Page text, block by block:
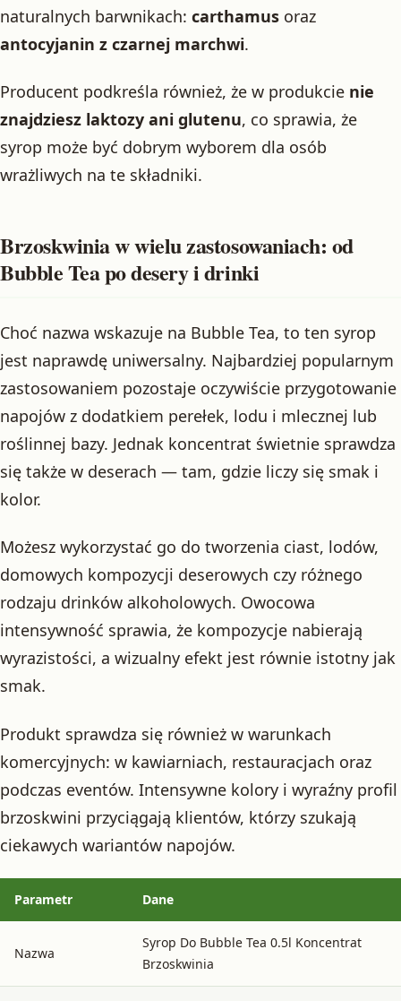
naturalnych barwnikach: carthamus oraz
antocyjanin z czarnej marchwi.
Producent podkreśla również, że w produkcie nie
znajdziesz laktozy ani glutenu, co sprawia, że
syrop może być dobrym wyborem dla osób
wrażliwych na te składniki.
Brzoskwinia w wielu zastosowaniach: od
Bubble Tea po desery i drinki
Choć nazwa wskazuje na Bubble Tea, to ten syrop
jest naprawdę uniwersalny. Najbardziej popularnym
zastosowaniem pozostaje oczywiście przygotowanie
napojów z dodatkiem perełek, lodu i mlecznej lub
roślinnej bazy. Jednak koncentrat świetnie sprawdza
się także w deserach — tam, gdzie liczy się smak i
kolor.
Możesz wykorzystać go do tworzenia ciast, lodów,
domowych kompozycji deserowych czy różnego
rodzaju drinków alkoholowych. Owocowa
intensywność sprawia, że kompozycje nabierają
wyrazistości, a wizualny efekt jest równie istotny jak
smak.
Produkt sprawdza się również w warunkach
komercyjnych: w kawiarniach, restauracjach oraz
podczas eventów. Intensywne kolory i wyraźny profil
brzoskwini przyciągają klientów, którzy szukają
ciekawych wariantów napojów.
Parametr Dane
Nazwa
Syrop Do Bubble Tea 0.5l Koncentrat
Brzoskwinia